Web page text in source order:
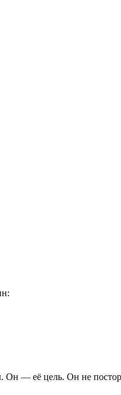
Он — её цель. Он не